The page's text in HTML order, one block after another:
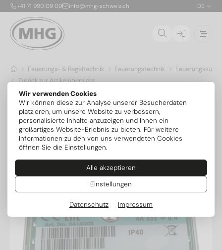
Wir verwenden Cookies
Wir können diese zur Analyse unserer Besucherdaten
platzieren, um unsere Website zu verbessern,
personalisierte Inhalte anzuzeigen und Ihnen ein
großartiges Website-Erlebnis zu bieten. Für weitere
Informationen zu den von uns verwendeten Cookies
öffnen Sie die Einstellungen.
Alle akzeptieren
Einstellungen
Datenschutz Impressum
+41 71 990 09 09 info@mhg-schweiz.ch DE
Feuerungs- & Regeltechnik Feuerungstechnik
Zurück zur Artikelübersicht